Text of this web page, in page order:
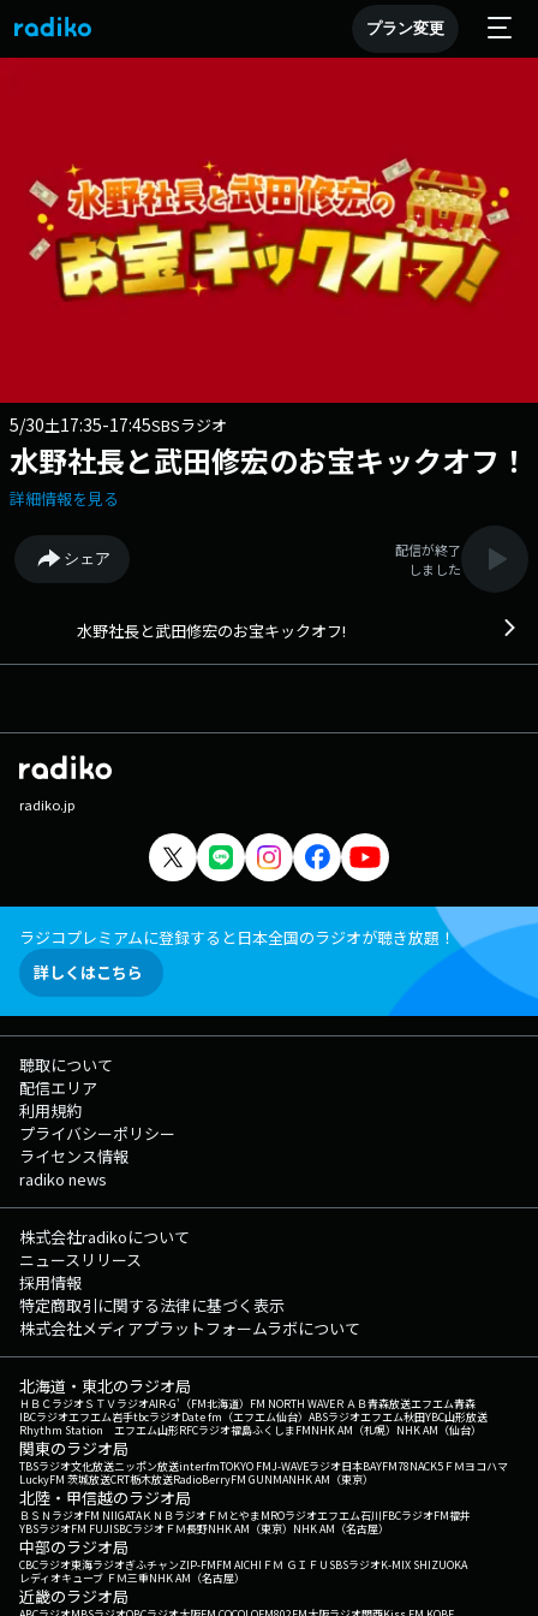
プラン変更
5/30土17:35-17:45SBSラジオ
水野社長と武田修宏のお宝キックオフ！
詳細情報を見る
シェア
配信が終了
しました
水野社長と武田修宏のお宝キックオフ!
radiko.jp
ラジコプレミアムに登録すると日本全国のラジオが聴き放題！
詳しくはこちら
聴取について
配信エリア
利用規約
プライバシーポリシー
ライセンス情報
radiko news
株式会社radikoについて
ニュースリリース
採用情報
特定商取引に関する法律に基づく表示
株式会社メディアプラットフォームラボについて
北海道・東北のラジオ局
ＨＢＣラジオＳＴＶラジオAIR-G'（FM北海道） FM NORTH WAVEＲＡＢ青森放送エフエム青森
IBCラジオエフエム岩手tbcラジオDate fm（エフエム仙台） ABSラジオエフエム秋田YBC山形放送
Rhythm Station エフエム山形RFCラジオ福島ふくしまFMNHK AM（札幌） NHK AM（仙台）
関東のラジオ局
TBSラジオ文化放送ニッポン放送interfmTOKYO FMJ-WAVEラジオ日本BAYFM78NACK5 ＦＭヨコハマ
LuckyFM 茨城放送CRT栃木放送RadioBerryFM GUNMANHK AM（東京）
北陸・甲信越のラジオ局
ＢＳＮラジオFM NIIGATAＫＮＢラジオ ＦＭとやまMROラジオエフエム石川FBCラジオFM福井
YBSラジオFM FUJISBCラジオ ＦＭ長野NHK AM（東京） NHK AM（名古屋）
中部のラジオ局
CBCラジオ東海ラジオぎふチャンZIP-FMFM AICHI ＦＭ ＧＩＦＵ SBSラジオK-MIX SHIZUOKA
レディオキューブ ＦＭ三重NHK AM（名古屋）
近畿のラジオ局